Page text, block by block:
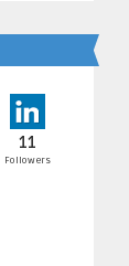
11
Followers